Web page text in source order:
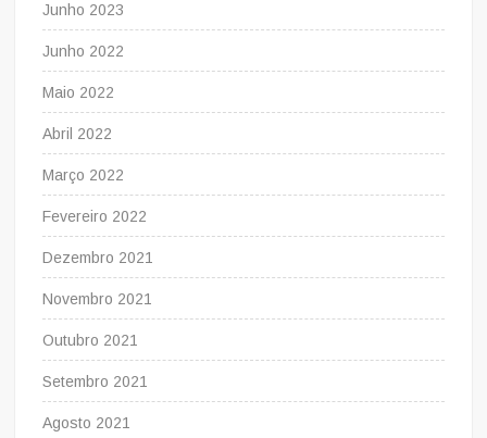
Junho 2023
Junho 2022
Maio 2022
Abril 2022
Março 2022
Fevereiro 2022
Dezembro 2021
Novembro 2021
Outubro 2021
Setembro 2021
Agosto 2021